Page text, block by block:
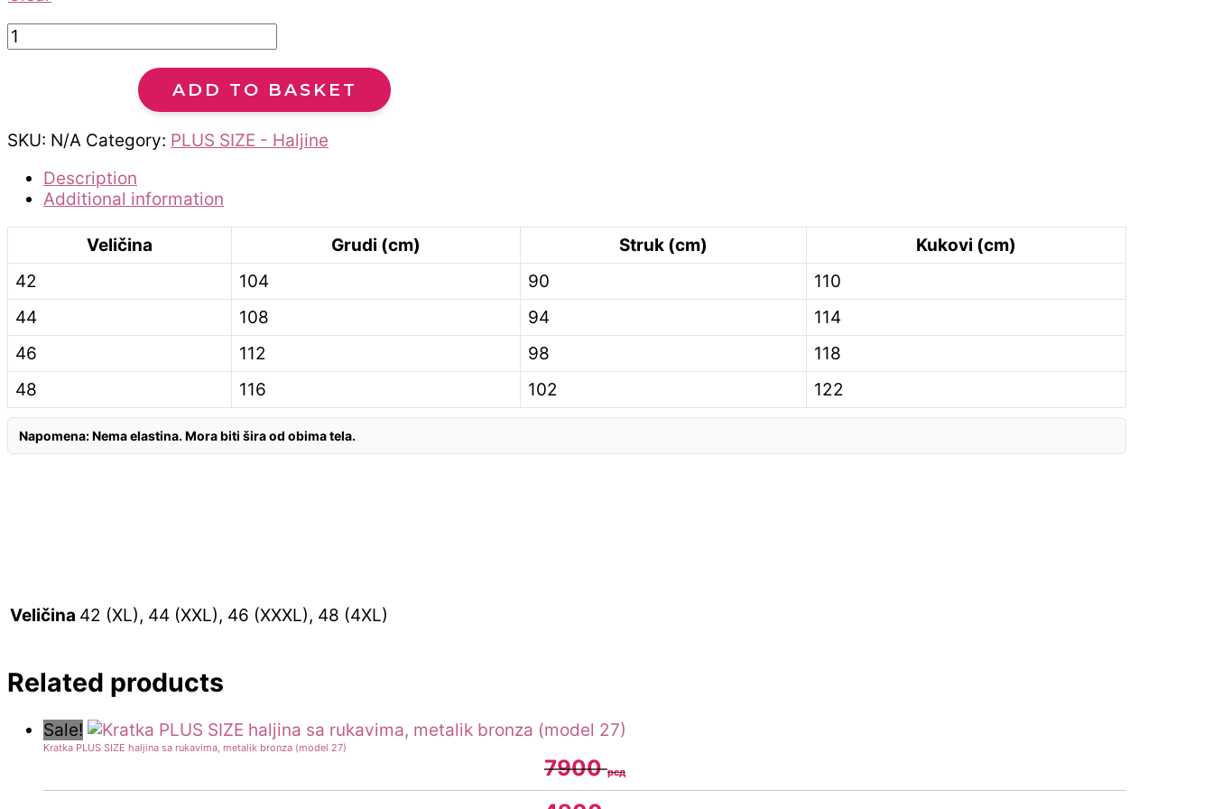
ADD TO BASKET
SKU: N/A Category: PLUS SIZE - Haljine
Description
Additional information
Veličina Grudi (cm) Struk (cm)
Kukovi (cm)
42
104 90
110
44
108 94
114
46
112 98
118
48
116 102 122
Napomena: Nema elastina. Mora biti šira od obima tela.
Veličina 42 (XL), 44 (XXL), 46 (XXXL), 48 (4XL)
Related products
Sale!
Kratka PLUS SIZE haljina sa rukavima, metalik bronza (model 27)
7900рсд